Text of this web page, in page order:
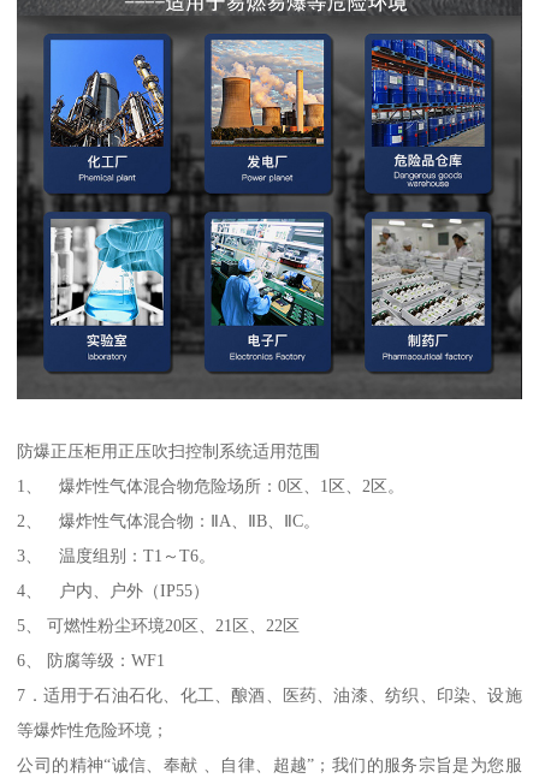
防爆正压柜用正压吹扫控制系统适用范围
1、 爆炸性气体混合物危险场所：0区、1区、2区。
2、 爆炸性气体混合物：ⅡA、ⅡB、ⅡC。
3、 温度组别：T1～T6。
4、 户内、户外（IP55）
5、 可燃性粉尘环境20区、21区、22区
6、 防腐等级：WF1
7．适用于石油石化、化工、酿酒、医药、油漆、纺织、印染、设施
等爆炸性危险环境；
公司的精神“诚信、奉献 、自律、超越”；我们的服务宗旨是为您服